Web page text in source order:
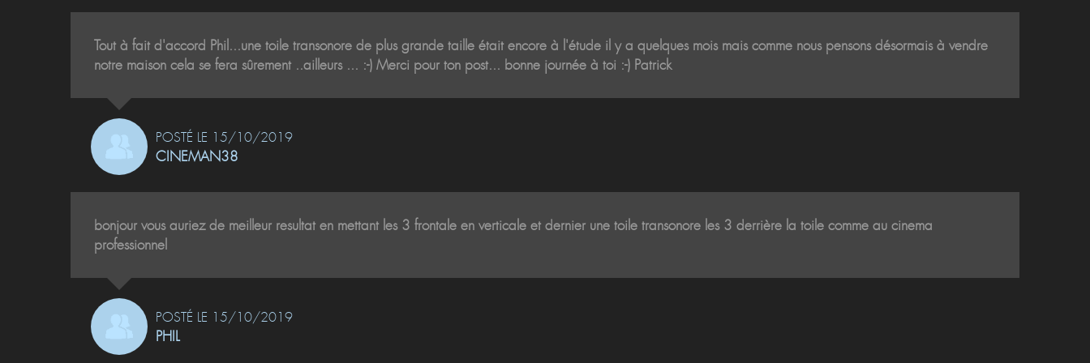
Tout à fait d'accord Phil...une toile transonore de plus grande taille était encore à l'étude il y a quelques mois mais comme nous pensons désormais à vendre
notre maison cela se fera sûrement ..ailleurs ... :-) Merci pour ton post... bonne journée à toi :-) Patrick
POSTÉ LE 15/10/2019
CINEMAN38
bonjour vous auriez de meilleur resultat en mettant les 3 frontale en verticale et dernier une toile transonore les 3 derrière la toile comme au cinema
professionnel
POSTÉ LE 15/10/2019
PHIL